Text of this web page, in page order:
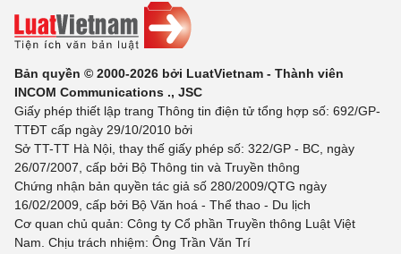
Bản quyền © 2000-2026 bởi LuatVietnam - Thành viên
INCOM Communications ., JSC
Giấy phép thiết lập trang Thông tin điện tử tổng hợp số: 692/GP-
TTĐT cấp ngày 29/10/2010 bởi
Sở TT-TT Hà Nội, thay thế giấy phép số: 322/GP - BC, ngày
26/07/2007, cấp bởi Bộ Thông tin và Truyền thông
Chứng nhận bản quyền tác giả số 280/2009/QTG ngày
16/02/2009, cấp bởi Bộ Văn hoá - Thể thao - Du lịch
Cơ quan chủ quản: Công ty Cổ phần Truyền thông Luật Việt
Nam. Chịu trách nhiệm: Ông Trần Văn Trí